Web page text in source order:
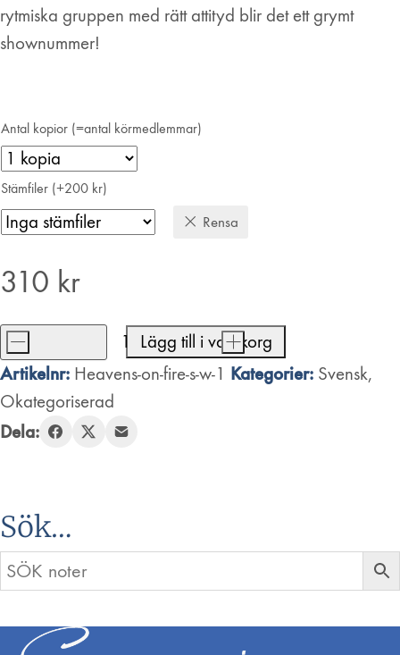
rytmiska gruppen med rätt attityd blir det ett grymt
shownummer!
Antal kopior (=antal körmedlemmar)
Stämfiler (+200 kr)
Rensa
310 kr
Heaven's
On
Fire
(TEST
- +
Lägg till i varukorg
Artikelnr: Heavens-on-fire-s-w-1 Kategorier: Svensk,
Okategoriserad
Dela:
Sök…